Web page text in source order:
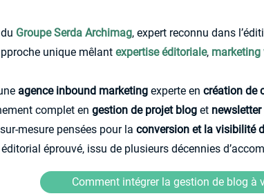
Groupe Serda Archimag, expert reconnu dans
unique mêlant expertise éditoriale, marketing
agence inbound marketing experte en création de
complet en gestion de projet blog et newsletter
mesure pensées pour la conversion et la visibilité
éprouvé, issu de plusieurs décennies
Comment intégrer la gestion de blog à